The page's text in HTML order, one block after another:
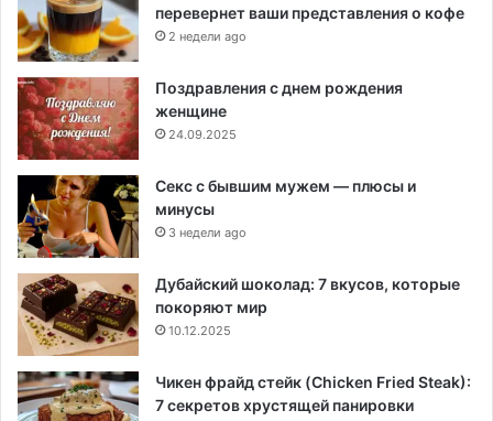
перевернет ваши представления о кофе
2 недели ago
Поздравления с днем рождения
женщине
24.09.2025
Секс с бывшим мужем — плюсы и
минусы
3 недели ago
Дубайский шоколад: 7 вкусов, которые
покоряют мир
10.12.2025
Чикен фрайд стейк (Chicken Fried Steak):
7 секретов хрустящей панировки